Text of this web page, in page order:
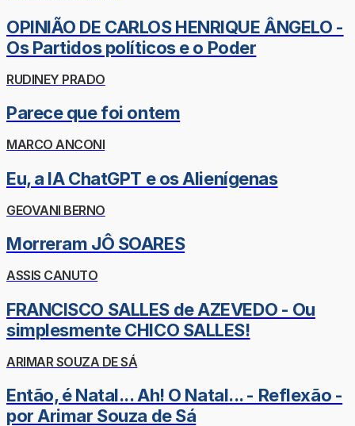
OPINIÃO DE CARLOS HENRIQUE ÂNGELO -
Os Partidos políticos e o Poder
RUDINEY PRADO
Parece que foi ontem
MARCO ANCONI
Eu, a IA ChatGPT e os Alienígenas
GEOVANI BERNO
Morreram JÔ SOARES
ASSIS CANUTO
FRANCISCO SALLES de AZEVEDO - Ou
simplesmente CHICO SALLES!
ARIMAR SOUZA DE SÁ
Então, é Natal... Ah! O Natal... - Reflexão -
por Arimar Souza de Sá